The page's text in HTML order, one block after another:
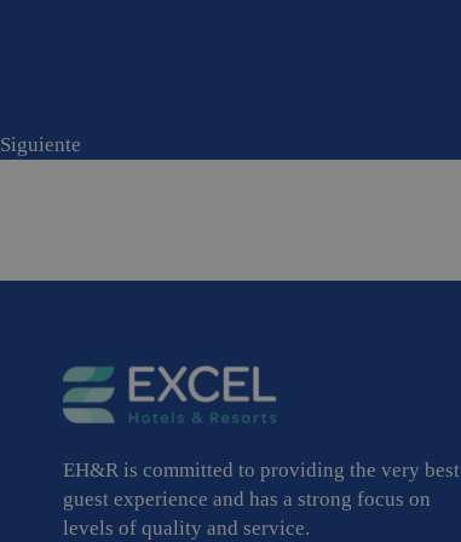
Siguiente
EH&R is committed to providing the very best
guest experience and has a strong focus on
levels of quality and service.